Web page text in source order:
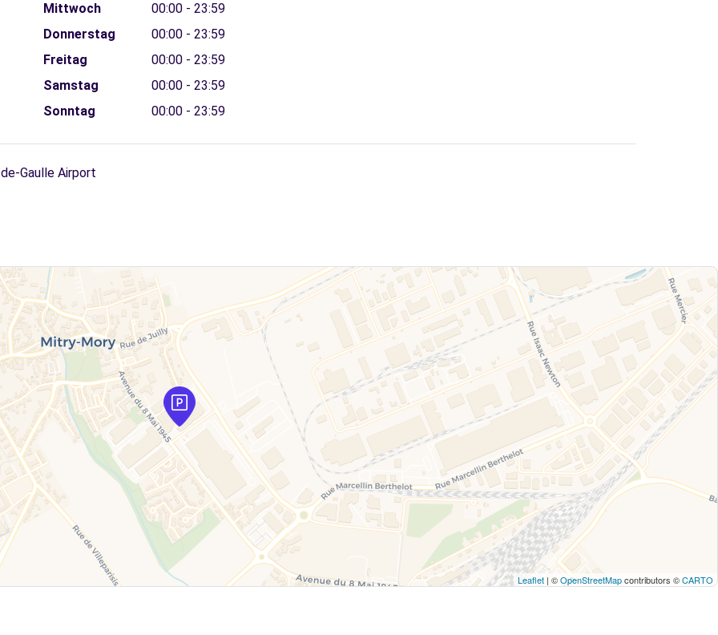
Mittwoch
00:00 - 23:59
Donnerstag
00:00 - 23:59
Freitag
00:00 - 23:59
Samstag
00:00 - 23:59
Sonntag
00:00 - 23:59
Gaulle Airport
Leaflet | ©OpenStreetMapcontributors ©CARTO